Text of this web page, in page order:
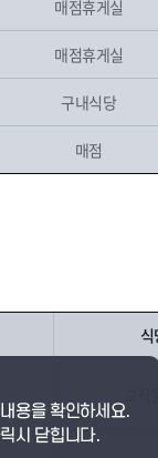
매점휴게실
매점휴게실
구내식당
매점